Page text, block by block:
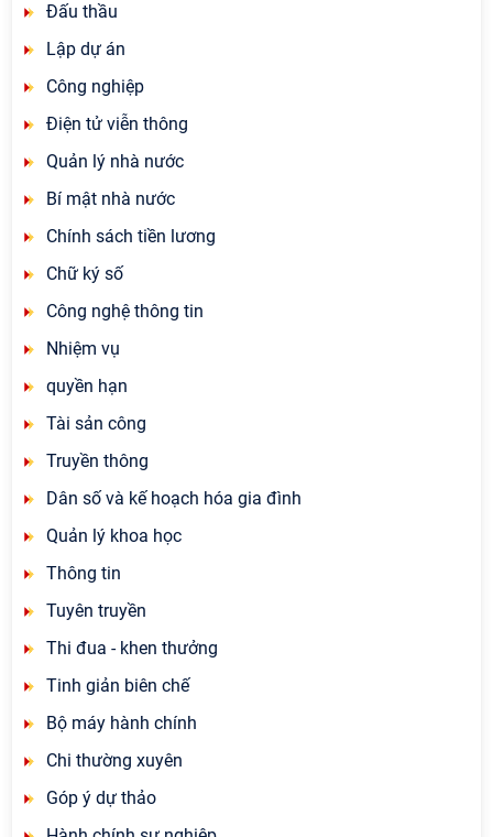
Đấu thầu
Lập dự án
Công nghiệp
Điện tử viễn thông
Quản lý nhà nước
Bí mật nhà nước
Chính sách tiền lương
Chữ ký số
Công nghệ thông tin
Nhiệm vụ
quyền hạn
Tài sản công
Truyền thông
Dân số và kế hoạch hóa gia đình
Quản lý khoa học
Thông tin
Tuyên truyền
Thi đua - khen thưởng
Tinh giản biên chế
Bộ máy hành chính
Chi thường xuyên
Góp ý dự thảo